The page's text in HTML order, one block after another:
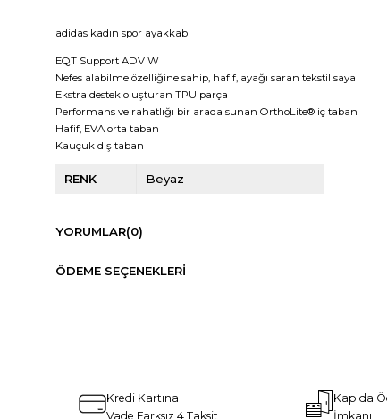
adidas kadın spor ayakkabı
EQT Support ADV W
Nefes alabilme özelliğine sahip, hafif, ayağı saran tekstil saya
Ekstra destek oluşturan TPU parça
Performans ve rahatlığı bir arada sunan OrthoLite® iç taban
Hafif, EVA orta taban
Kauçuk dış taban
RENK Beyaz
YORUMLAR(0)
ÖDEME SEÇENEKLERI
Kredi Kartına
Vade Farksız 4 Taksit
Kapıda
İmkanı